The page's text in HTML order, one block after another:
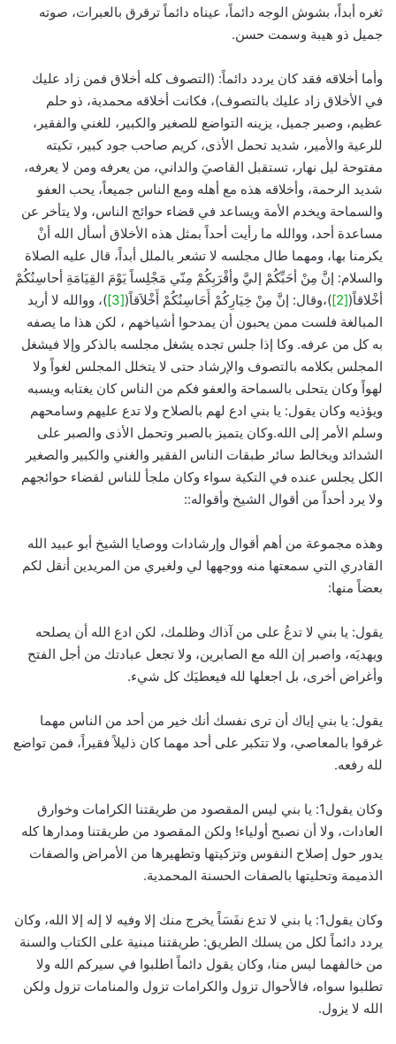
ثغره أبداً، بشوش الوجه دائماً، عيناه دائماً ترقرق بالعبرات، صوته
جميل ذو هيبة وسمت حسن.
وأما أخلاقه فقد كان يردد دائماً: (التصوف كله أخلاق فمن زاد عليك
في الأخلاق زاد عليك بالتصوف)، فكانت أخلاقه محمدية، ذو حلم
عظيم، وصبر جميل، يزينه التواضع للصغير والكبير، للغني والفقير،
للرعية والأمير، شديد تحمل الأذى، كريم صاحب جود كبير، تكيته
مفتوحة ليل نهار، تستقبل القاصيَ والداني، من يعرفه ومن لا يعرفه،
شديد الرحمة، وأخلاقه هذه مع أهله ومع الناس جميعاً، يحب العفو
والسماحة ويخدم الأمة ويساعد في قضاء حوائج الناس، ولا يتأخر عن
مساعدة أحد، ووالله ما رأيت أحداً بمثل هذه الأخلاق أسأل الله أنْ
يكرمنا بها، ومهما طال مجلسه لا تشعر بالملل أبداً، قال عليه الصلاة
والسلام: إنَّ مِنْ أحَبِّكُمْ إليَّ وأقْرَبِكُمْ مِنّي مَجْلِساً يَوْمَ القِيَامَةِ أحاسِنُكُمْ
أخْلاقاً([2] )،وقال: إنَّ مِنْ خِيَارِكُمْ أَحَاسِنُكُمْ أَخْلاَقاً([3]
)، ووالله لا أريد
المبالغة فلست ممن يحبون أن يمدحوا أشياخهم ، لكن هذا ما يصفه
به كل من عرفه. وكا إذا جلس تجده يشغل مجلسه بالذكر وإلا فيشغل
المجلس بكلامه بالتصوف والإرشاد حتى لا يتخلل المجلس لغواً ولا
لهواً وكان يتحلى بالسماحة والعفو فكم من الناس كان يغتابه ويسبه
ويؤذيه وكان يقول: يا بني ادع لهم بالصلاح ولا تدع عليهم وسامحهم
وسلم الأمر إلى الله.وكان يتميز بالصبر وتحمل الأذى والصبر على
الشدائد ويخالط سائر طبقات الناس الفقير والغني والكبير والصغير
الكل يجلس عنده في التكية سواء وكان ملجأ للناس لقضاء حوائجهم
ولا يرد أحداً من أقوال الشيخ وأقواله::
وهذه مجموعة من أهم أقوال وإرشادات ووصايا الشيخ أبو عبيد الله
القادري التي سمعتها منه ووجهها لي ولغيري من المريدين أنقل لكم
بعضاً منها:
يقول: يا بني لا تدعُ على من آذاك وظلمك، لكن ادع الله أن يصلحه
ويهديَه، واصبر إن الله مع الصابرين، ولا تجعل عبادتك من أجل الفتح
وأغراض أخرى، بل اجعلها لله فيعطيَك كل شيء.
يقول: يا بني إياك أن ترى نفسك أنك خير من أحد من الناس مهما
غرقوا بالمعاصي، ولا تتكبر على أحد مهما كان ذليلاً فقيراً، فمن تواضع
لله رفعه.
وكان يقول1: يا بني ليس المقصود من طريقتنا الكرامات وخوارق
العادات، ولا أن نصبح أولياء! ولكن المقصود من طريقتنا ومدارها كله
يدور حول إصلاح النفوس وتزكيتها وتطهيرها من الأمراض والصفات
الذميمة وتحليتها بالصفات الحسنة المحمدية.
وكان يقول1: يا بني لا تدع نفَسَاً يخرج منك إلا وفيه لا إله إلا الله، وكان
يردد دائماً لكل من يسلك الطريق: طريقتنا مبنية على الكتاب والسنة
من خالفهما ليس منا، وكان يقول دائماً اطلبوا في سيركم الله ولا
تطلبوا سواه، فالأحوال تزول والكرامات تزول والمنامات تزول ولكن
الله لا يزول.